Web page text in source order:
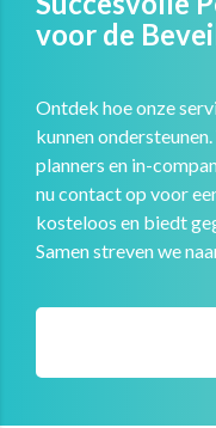
voor de
Ontdek hoe onze
kunnen
planners en in-
nu contact op voor
kosteloos en biedt
Samen streven we